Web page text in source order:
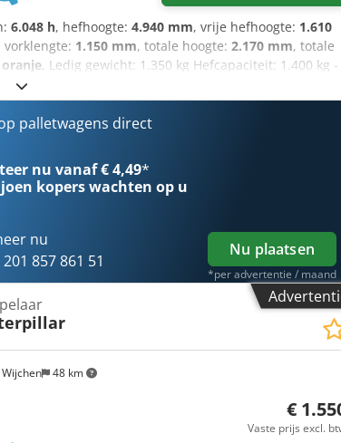
6.048 h, hefhoogte: 4.940 mm, vrije hefhoogte: 1.610
vorklengte: 1.150 mm, totale hoogte: 2.170 mm, totale
oranje, Ledig gewicht: 1.350 kg Hefcapaciteit: 1.400 kg -
aanwezig: Ja - CE certificaat aanwezig: Nee -
Sta stapelaar - Hefvermogen: 1400kg - Hefhoogte:
- Vorklengte: 1150mm - Vorkbreedte: 530mm -
informatie: - └ Bouwjaar batterij: 2017 Chjdpozrtbcjfx
- └ Trog lengte [mm]: 800 - └ Trog breedte [mm]: 205 -
x 850mm x 2170mm (l x b x h) -
Financiële informatie BTW: De getoonde prijs is
ondernemers Levering en inruil altijd mogelijk van
palletwagens direct
nu vanaf € 4,49*
koperswachten op u
nu
857 861 51
Nu plaatsen
*per advertentie / maand
48 km
€
Vaste prijs excl.